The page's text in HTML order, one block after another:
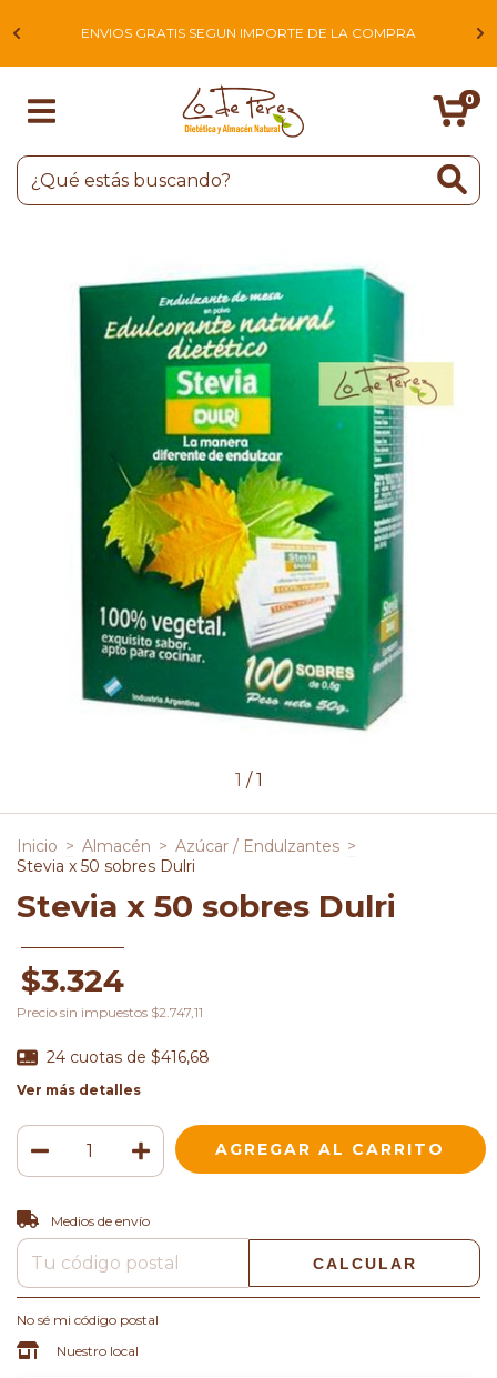
ENVIOS GRATIS SEGUN IMPORTE DE LA COMPRA
0
1 /1
Inicio > Almacén > Azúcar / Endulzantes >
Stevia x 50 sobres Dulri
Stevia x 50 sobres Dulri
$3.324
Precio sin impuestos $2.747,11
24 cuotas de $416,68
Ver más detalles
Entregas para el CP:
Medios de envío
CALCULAR
No sé mi código postal
Nuestro local